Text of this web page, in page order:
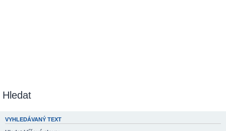
Hledat
VYHLEDÁVANÝ TEXT